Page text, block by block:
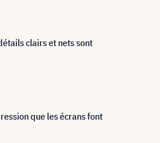
clairs et nets sont
que les écrans font